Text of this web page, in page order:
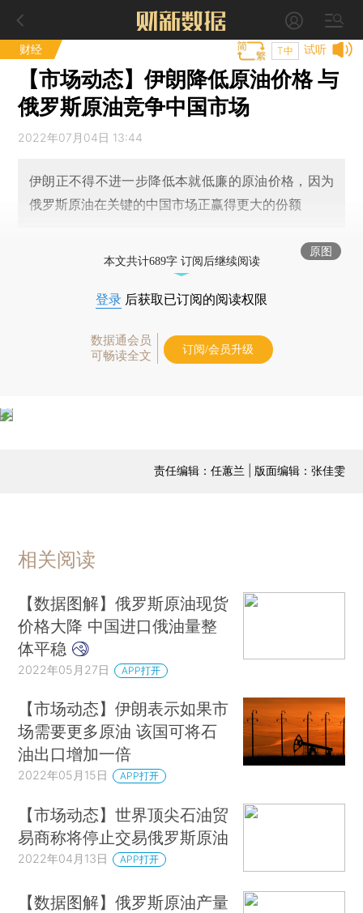
财经 试听
T中
【市场动态】伊朗降低原油价格 与
俄罗斯原油竞争中国市场
2022年07月04日 13:44
伊朗正不得不进一步降低本就低廉的原油价格，因为
俄罗斯原油在关键的中国市场正赢得更大的份额
原图
本文共计689字 订阅后继续阅读
登录 后获取已订阅的阅读权限
数据通会员
可畅读全文
订阅/会员升级
责任编辑：任蕙兰 | 版面编辑：张佳雯
相关阅读
【数据图解】俄罗斯原油现货
价格大降 中国进口俄油量整
体平稳
2022年05月27日 APP打开
【市场动态】伊朗表示如果市
场需要更多原油 该国可将石
油出口增加一倍
2022年05月15日 APP打开
【市场动态】世界顶尖石油贸
易商称将停止交易俄罗斯原油
2022年04月13日 APP打开
【数据图解】俄罗斯原油产量